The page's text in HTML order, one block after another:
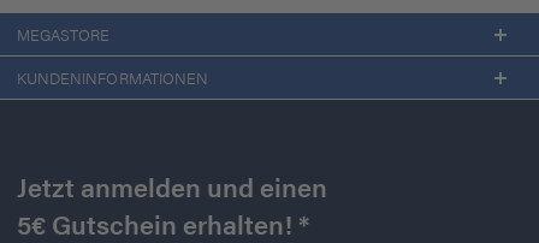
MEGASTORE
KUNDENINFORMATIONEN
Jetzt anmelden und einen
5€ Gutschein erhalten! *